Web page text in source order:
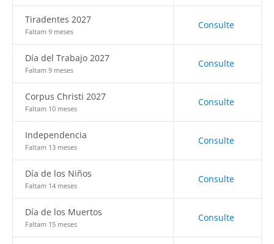
Tiradentes 2027
Faltam 9 meses
Consulte
Día del Trabajo 2027
Faltam 9 meses
Consulte
Corpus Christi 2027
Faltam 10 meses
Consulte
Independencia
Faltam 13 meses
Consulte
Día de los Niños
Faltam 14 meses
Consulte
Día de los Muertos
Faltam 15 meses
Consulte